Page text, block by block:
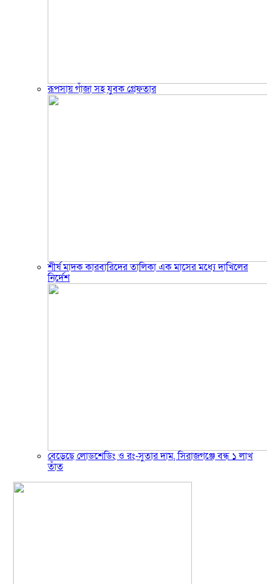
রূপসায় গাঁজা সহ যুবক গ্রেফতার
শীর্ষ মাদক কারবারিদের তালিকা এক মাসের মধ্যে দাখিলের
নির্দেশ
বেড়েছে লোডশেডিং ও রং-সুতার দাম, সিরাজগঞ্জে বন্ধ ১ লাখ
তাঁত